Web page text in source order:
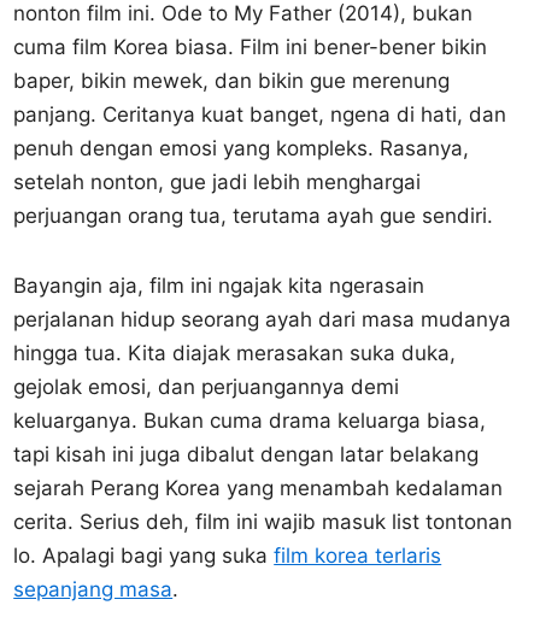
nonton film ini. Ode to My Father (2014), bukan
cuma film Korea biasa. Film ini bener-bener bikin
baper, bikin mewek, dan bikin gue merenung
panjang. Ceritanya kuat banget, ngena di hati, dan
penuh dengan emosi yang kompleks. Rasanya,
setelah nonton, gue jadi lebih menghargai
perjuangan orang tua, terutama ayah gue sendiri.
Bayangin aja, film ini ngajak kita ngerasain
perjalanan hidup seorang ayah dari masa mudanya
hingga tua. Kita diajak merasakan suka duka,
gejolak emosi, dan perjuangannya demi
keluarganya. Bukan cuma drama keluarga biasa,
tapi kisah ini juga dibalut dengan latar belakang
sejarah Perang Korea yang menambah kedalaman
cerita. Serius deh, film ini wajib masuk list tontonan
lo. Apalagi bagi yang sukafilm korea terlaris
sepanjang masa.